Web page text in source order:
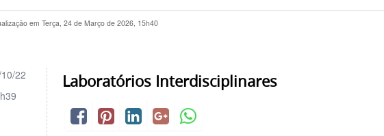
em Terça, 24 de Março de 2026, 15h40
Laboratórios Interdisciplinares
22